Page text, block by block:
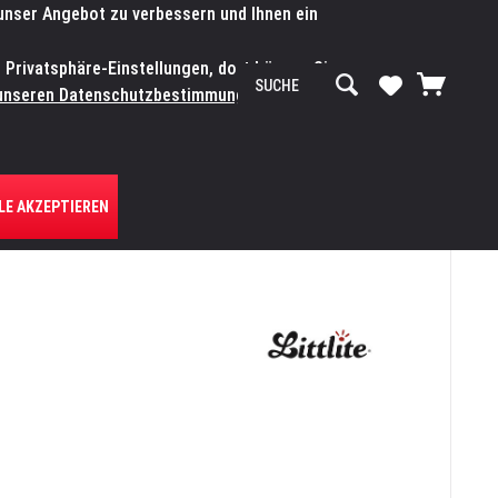
SERVICE-WERKSTATT Service/Hilfe
UNS
Angebot zu verbessern und Ihnen ein
Einstellungen, dort können Sie
Datenschutzbestimmungen. Zum
AKZEPTIEREN